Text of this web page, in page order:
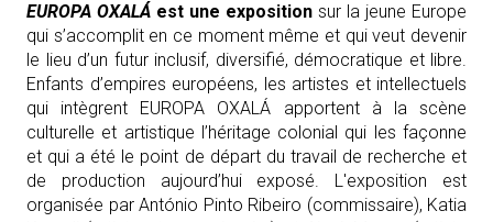
EUROPA OXALÁ est une exposition sur la jeune Europe
qui s’accomplit en ce moment même et qui veut devenir
le lieu d’un futur inclusif, diversifié, démocratique et libre.
Enfants d’empires européens, les artistes et intellectuels
qui intègrent EUROPA OXALÁ apportent à la scène
culturelle et artistique l’héritage colonial qui les façonne
et qui a été le point de départ du travail de recherche et
de production aujourd’hui exposé. L'exposition est
organisée par António Pinto Ribeiro (commissaire), Katia